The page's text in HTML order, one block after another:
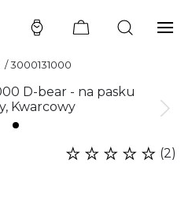
/3000131000
(2)